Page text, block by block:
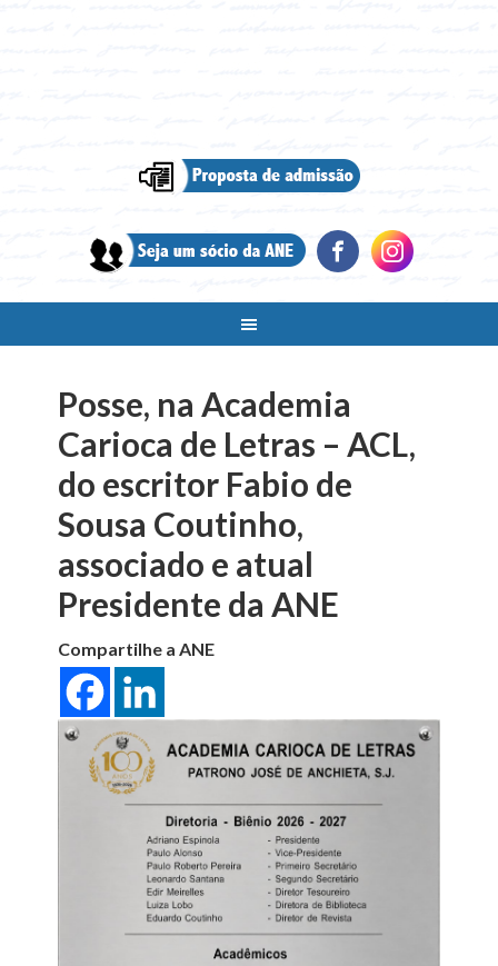
Posse, na Academia
Carioca de Letras – ACL,
do escritor Fabio de
Sousa Coutinho,
associado e atual
Presidente da ANE
Compartilhe a ANE